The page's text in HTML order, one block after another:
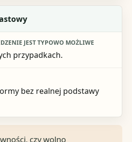
przypadkach.
bez realnej podstawy
czy wolno